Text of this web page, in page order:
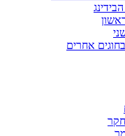
אחרים